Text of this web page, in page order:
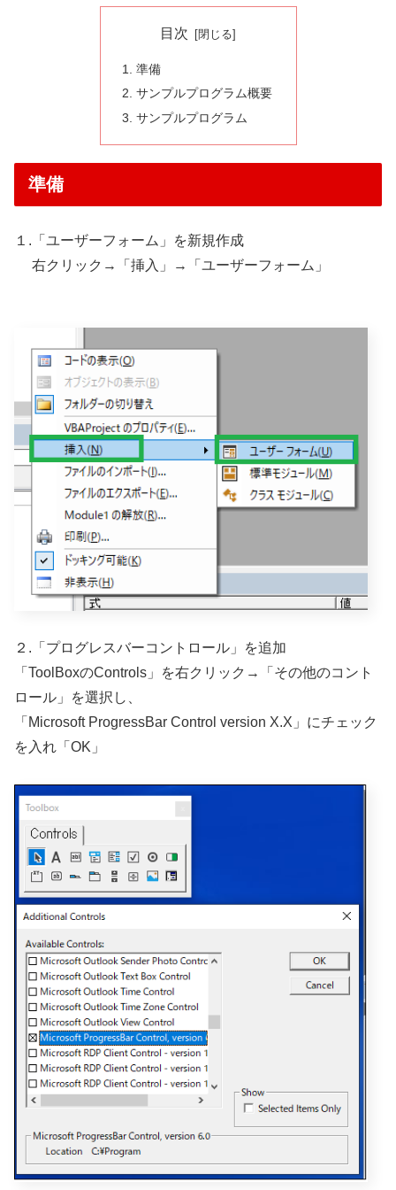
目次
準備
サンプルプログラム概要
サンプルプログラム
準備
１.「ユーザーフォーム」を新規作成
右クリック→「挿入」→「ユーザーフォーム」
２.「プログレスバーコントロール」を追加
「ToolBoxのControls」を右クリック→「その他のコント
ロール」を選択し、
「Microsoft ProgressBar Control version X.X」にチェック
を入れ「OK」